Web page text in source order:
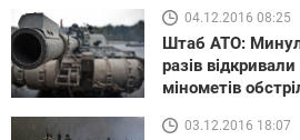
04.12.2016 08:25
Штаб АТО:
разів
мінометів
03.12.2016 18:07